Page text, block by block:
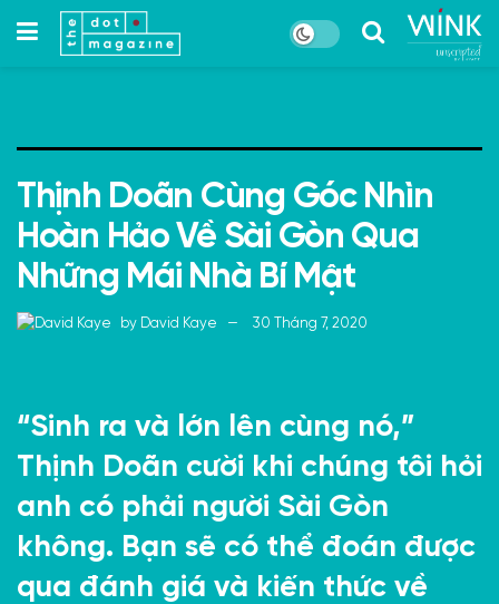
Thịnh Doãn Cùng Góc Nhìn
Hoàn Hảo Về Sài Gòn Qua
Những Mái Nhà Bí Mật
by David Kaye 30 Tháng 7, 2020
“Sinh ra và lớn lên cùng nó,”
Thịnh Doãn cười khi chúng tôi hỏi
anh có phải người Sài Gòn
không. Bạn sẽ có thể đoán được
qua đánh giá và kiến thức về